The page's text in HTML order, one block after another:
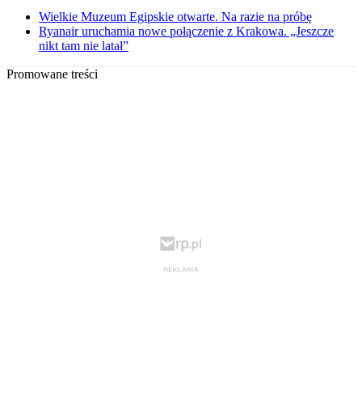
Wielkie Muzeum Egipskie otwarte. Na razie na próbę
Ryanair uruchamia nowe połączenie z Krakowa. „Jeszcze
nikt tam nie latał”
Promowane treści